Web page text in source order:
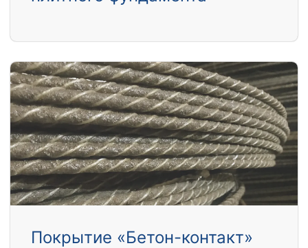
Покрытие «Бетон-контакт»